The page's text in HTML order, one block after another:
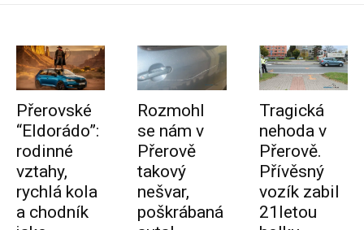
Přerovské
“Eldorádo”:
rodinné
vztahy,
rychlá kola
a chodník
Rozmohl
se nám v
Přerově
takový
nešvar,
poškrábaná
Tragická
nehoda v
Přerově.
Přívěsný
vozík zabil
21letou